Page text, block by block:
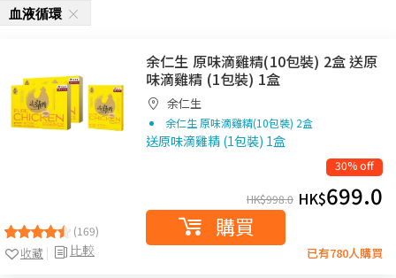
血液循環
(169)
比較
收藏
余仁生 原味滴雞精(10包裝) 2盒 送原
味滴雞精 (1包裝) 1盒
余仁生
余仁生 原味滴雞精(10包裝) 2盒
送原味滴雞精 (1包裝) 1盒
30% off
HK$998.0 HK$699.0
購買
已有780人購買